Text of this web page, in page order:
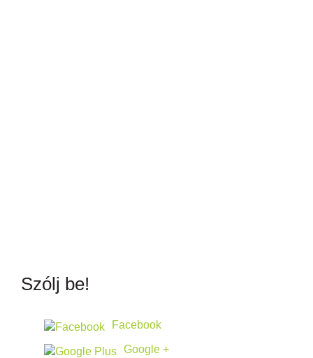
Szólj be!
Facebook
Google +